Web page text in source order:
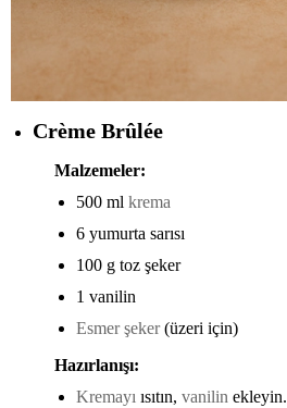
Crème Brûlée
Malzemeler:
500 ml krema
6 yumurta sarısı
100 g toz şeker
1 vanilin
Esmer şeker(üzeri için)
Hazırlanışı:
Kremayı ısıtın, vanilin ekleyin.